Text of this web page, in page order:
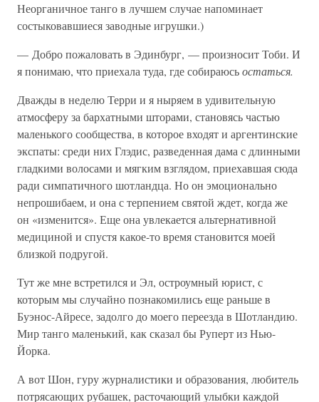
Неорганичное танго в лучшем случае напоминает
состыковавшиеся заводные игрушки.)
— Добро пожаловать в Эдинбург, — произносит Тоби. И
я понимаю, что приехала туда, где собираюсьостаться.
Дважды в неделю Терри и я ныряем в удивительную
атмосферу за бархатными шторами, становясь частью
маленького сообщества, в которое входят и аргентинские
экспаты: среди них Глэдис, разведенная дама с длинными
гладкими волосами и мягким взглядом, приехавшая сюда
ради симпатичного шотландца. Но он эмоционально
непрошибаем, и она с терпением святой ждет, когда же
он «изменится». Еще она увлекается альтернативной
медициной и спустя какое-то время становится моей
близкой подругой.
Тут же мне встретился и Эл, остроумный юрист, с
которым мы случайно познакомились еще раньше в
Буэнос-Айресе, задолго до моего переезда в Шотландию.
Мир танго маленький, как сказал бы Руперт из Нью-
Йорка.
А вот Шон, гуру журналистики и образования, любитель
потрясающих рубашек, расточающий улыбки каждой